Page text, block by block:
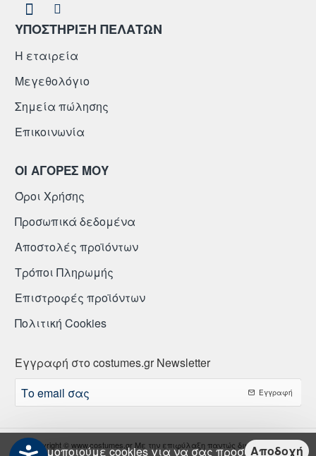
Χρησιμοποιούμε cookies για να σας προσφέρουμε
Αποδοχή
ΥΠΟΣΤΗΡΙΞΗ ΠΕΛΑΤΩΝ
Η εταιρεία
Μεγεθολόγιο
Σημεία πώλησης
Επικοινωνία
ΟΙ ΑΓΟΡΕΣ ΜΟΥ
Όροι Χρήσης
Προσωπικά δεδομένα
Αποστολές προϊόντων
Τρόποι Πληρωμής
Επιστροφές προϊόντων
Πολιτική Cookies
Εγγραφή στο costumes.gr Newsletter
email
Εγγραφή
Copyright © www.costumes.gr Με την επιφύλαξη παντώς δικαιώματος.